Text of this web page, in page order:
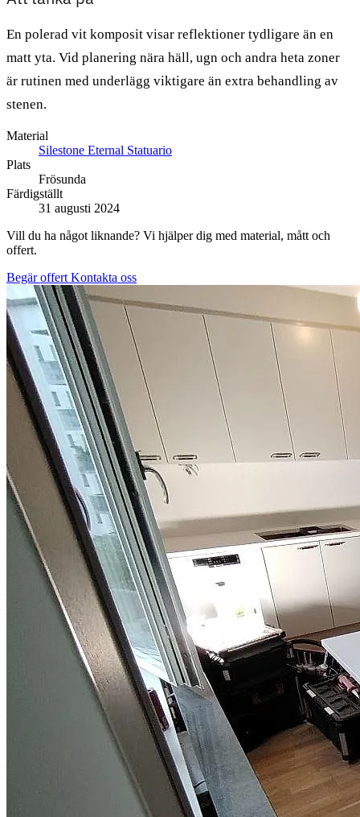
En polerad vit komposit visar reflektioner tydligare än en
matt yta. Vid planering nära häll, ugn och andra heta zoner
är rutinen med underlägg viktigare än extra behandling av
stenen.
Material
Silestone Eternal Statuario
Plats
Frösunda
Färdigställt
31 augusti 2024
Vill du ha något liknande? Vi hjälper dig med material, mått och
offert.
Begär offert Kontakta oss